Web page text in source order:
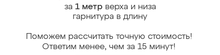
за 1 метрверха и низа
гарнитура в длину
Поможем рассчитать точную стоимость!
Ответим менее, чем за 15 минут!